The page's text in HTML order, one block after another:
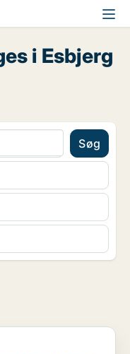
i Esbjerg
Søg
butik, klinik,